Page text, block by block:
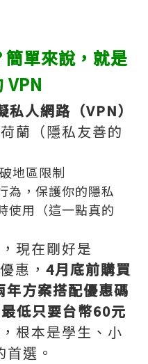
單來說，就是
VPN
人網路（VPN）
蘭（隱私友善的
地區限制
為，保護你的隱私
使用（這一點真的
現在剛好是
惠， 4月底前購買
方案搭配優惠碼
低只要台幣60元
，根本是學生、小
選。